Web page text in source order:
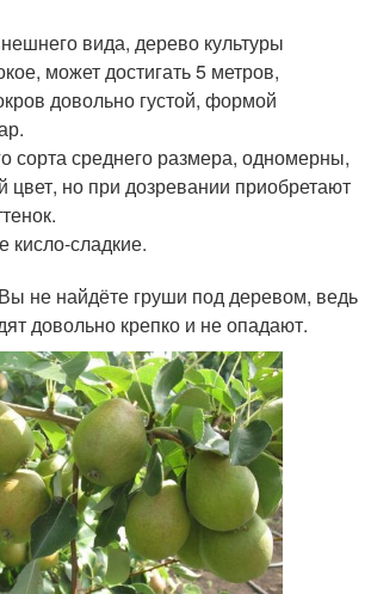
вида, дерево культуры
может достигать 5 метров,
довольно густой, формой
сорта среднего размера, одномерны,
цвет, но при дозревании приобретают
кисло-сладкие.
не найдёте груши под деревом, ведь
довольно крепко и не опадают.